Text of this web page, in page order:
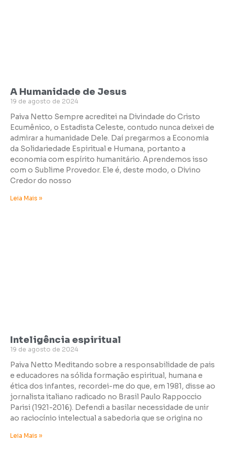
A Humanidade de Jesus
19 de agosto de 2024
Paiva Netto Sempre acreditei na Divindade do Cristo
Ecumênico, o Estadista Celeste, contudo nunca deixei de
admirar a humanidade Dele. Daí pregarmos a Economia
da Solidariedade Espiritual e Humana, portanto a
economia com espírito humanitário. Aprendemos isso
com o Sublime Provedor. Ele é, deste modo, o Divino
Credor do nosso
Leia Mais »
Inteligência espiritual
19 de agosto de 2024
Paiva Netto Meditando sobre a responsabilidade de pais
e educadores na sólida formação espiritual, humana e
ética dos infantes, recordei-me do que, em 1981, disse ao
jornalista italiano radicado no Brasil Paulo Rappoccio
Parisi (1921-2016). Defendi a basilar necessidade de unir
ao raciocínio intelectual a sabedoria que se origina no
Leia Mais »